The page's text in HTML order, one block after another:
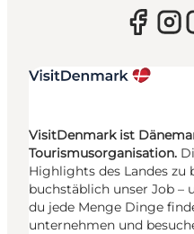
VisitDenmark ist
Tourismusorganisation.
Highlights des Landes zu
buchstäblich unser Job –
du jede Menge Dinge
unternehmen und